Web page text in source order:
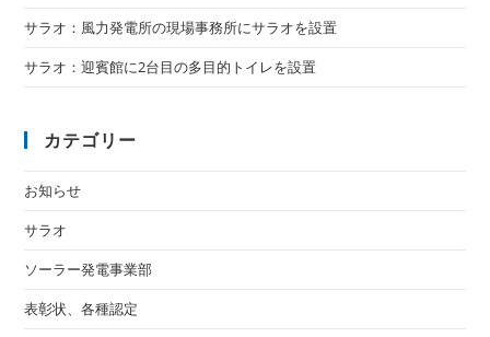
サラオ：風力発電所の現場事務所にサラオを設置
サラオ：迎賓館に2台目の多目的トイレを設置
カテゴリー
お知らせ
サラオ
ソーラー発電事業部
表彰状、各種認定